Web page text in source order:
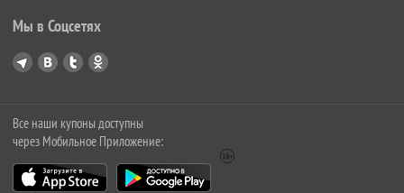
Мы в Соцсетях
Все наши купоны доступны
через Мобильное Приложение: